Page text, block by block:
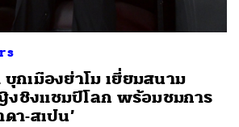
กเมืองย่าโม เยี่ยมสนาม
งชิงแชมป์โลก พร้อมชมการ
า-สเปน’